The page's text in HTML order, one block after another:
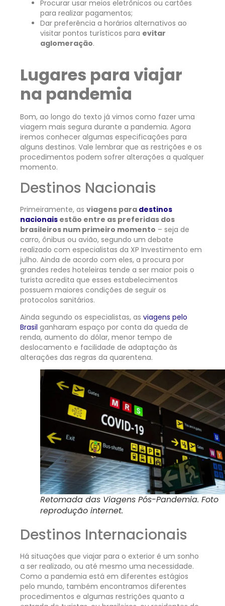
Procurar usar meios eletrônicos ou cartões
para realizar pagamentos;
Dar preferência a horários alternativos ao
visitar pontos turísticos para evitar
aglomeração.
Lugares para viajar
na pandemia
Bom, ao longo do texto já vimos como fazer uma
viagem mais segura durante a pandemia. Agora
iremos conhecer algumas especificações para
alguns destinos. Vale lembrar que as restrições e os
procedimentos podem sofrer alterações a qualquer
momento.
Destinos Nacionais
Primeiramente, as viagens para destinos
nacionais estão entre as preferidas dos
brasileiros num primeiro momento – seja de
carro, ônibus ou avião, segundo um debate
realizado com especialistas da XP Investimento em
julho. Ainda de acordo com eles, a procura por
grandes redes hoteleiras tende a ser maior pois o
turista acredita que esses estabelecimentos
possuem maiores condições de seguir os
protocolos sanitários.
Ainda segundo os especialistas, as viagens pelo
Brasil ganharam espaço por conta da queda de
renda, aumento do dólar, menor tempo de
deslocamento e facilidade de adaptação às
alterações das regras da quarentena.
Retomada das Viagens Pós-Pandemia. Foto
reprodução internet.
Destinos Internacionais
Há situações que viajar para o exterior é um sonho
a ser realizado, ou até mesmo uma necessidade.
Como a pandemia está em diferentes estágios
pelo mundo, também encontramos diferentes
procedimentos e algumas restrições quanto a